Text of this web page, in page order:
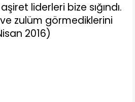
liderleri bize sığındı.
zulüm görmediklerini
2016)